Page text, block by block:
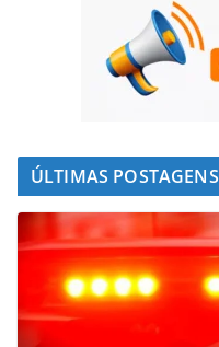
ÚLTIMAS POSTAGENS